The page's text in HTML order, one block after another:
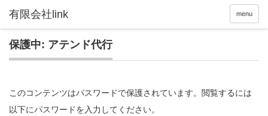
menu
保護中: アテンド代行
このコンテンツはパスワードで保護されています。閲覧するには
以下にパスワードを入力してください。